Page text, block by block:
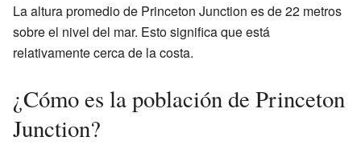
La altura promedio de Princeton Junction es de 22 metros
sobre el nivel del mar. Esto significa que está
relativamente cerca de la costa.
¿Cómo es la población de Princeton
Junction?